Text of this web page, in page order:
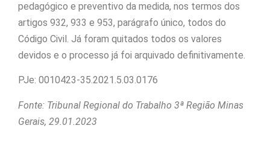
pedagógico e preventivo da medida, nos termos dos
artigos 932, 933 e 953, parágrafo único, todos do
Código Civil. Já foram quitados todos os valores
devidos e o processo já foi arquivado definitivamente.
PJe: 0010423-35.2021.5.03.0176
Fonte: Tribunal Regional do Trabalho 3ª Região Minas
Gerais, 29.01.2023